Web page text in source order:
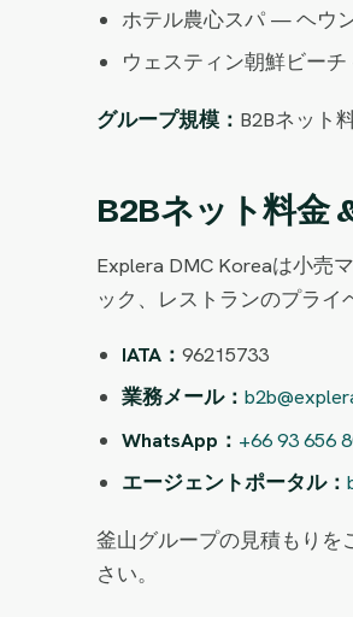
ホテル農心スパ — ヘウ
ウェスティン朝鮮ビー
グループ規模： B2Bネット
B2Bネット料金
Explera DMC Koreaは小売
ック、レストランのプライ
IATA：96215733
業務メール：
WhatsApp： +66 93 656
エージェントポータル：
釜山グループの見積もりを
さい。